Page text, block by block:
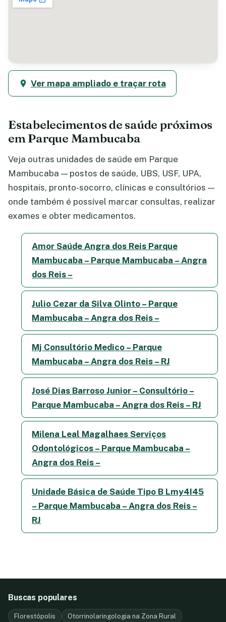
Ver mapa ampliado e traçar rota
Estabelecimentos de saúde próximos
em Parque Mambucaba
Veja outras unidades de saúde em Parque
Mambucaba — postos de saúde, UBS, USF, UPA,
hospitais, pronto-socorro, clínicas e consultórios —
onde também é possível marcar consultas, realizar
exames e obter medicamentos.
Amor Saúde Angra dos Reis Parque
Mambucaba – Parque Mambucaba – Angra
dos Reis –
Julio Cezar da Silva Olinto – Parque
Mambucaba – Angra dos Reis –
Mj Consultório Medico – Parque
Mambucaba – Angra dos Reis – RJ
José Dias Barroso Junior – Consultório –
Parque Mambucaba – Angra dos Reis – RJ
Milena Leal Magalhaes Serviços
Odontológicos – Parque Mambucaba –
Angra dos Reis –
Unidade Básica de Saúde Tipo B Lmy4I45
– Parque Mambucaba – Angra dos Reis –
RJ
Buscas populares
Florestópolis Otorrinolaringologia na Zona Rural